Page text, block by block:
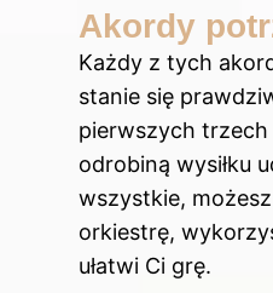
Akordy
Każdy z tych
stanie się
pierwszych trzech
odrobiną wysiłku
wszystkie,
orkiestrę,
ułatwi Ci grę.